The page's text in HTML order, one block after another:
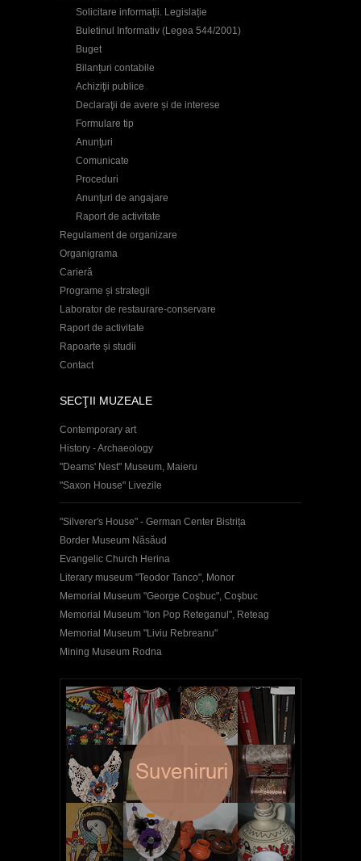
Solicitare informații. Legislație
Buletinul Informativ (Legea 544/2001)
Buget
Bilanțuri contabile
Achiziţii publice
Declaraţii de avere și de interese
Formulare tip
Anunţuri
Comunicate
Proceduri
Anunţuri de angajare
Raport de activitate
Regulament de organizare
Organigrama
Carieră
Programe și strategii
Laborator de restaurare-conservare
Raport de activitate
Rapoarte și studii
Contact
SECŢII MUZEALE
Contemporary art
History - Archaeology
"Deams' Nest" Museum, Maieru
"Saxon House" Livezile
"Silverer's House" - German Center Bistrița
Border Museum Năsăud
Evangelic Church Herina
Literary museum "Teodor Tanco", Monor
Memorial Museum "George Coşbuc", Coşbuc
Memorial Museum "Ion Pop Reteganul", Reteag
Memorial Museum "Liviu Rebreanu"
Mining Museum Rodna